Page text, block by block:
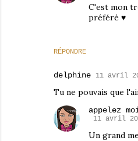
RÉPONDRE
C'est mon
préféré ♥
delphine 11 avril
Tu ne pouvais que
appelez
11 avril
Un grand